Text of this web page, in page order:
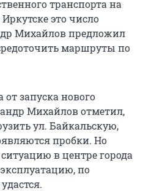
транспорта на
это число
Михайлов предложил
маршруты по
запуска нового
Михайлов отметил,
ул. Байкальскую,
пробки. Но
в центре города
по